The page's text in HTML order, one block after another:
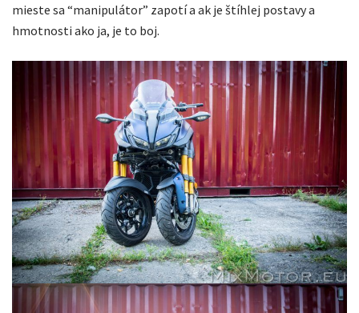
mieste sa “manipulátor” zapotí a ak je štíhlej postavy a
hmotnosti ako ja, je to boj.